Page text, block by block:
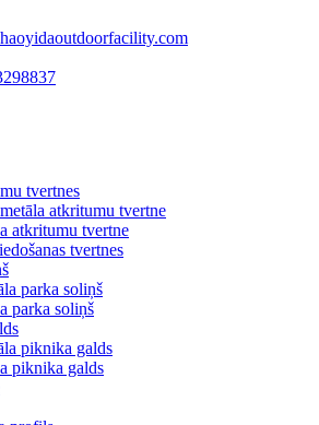
tvertnes
atkritumu tvertne
atkritumu tvertne
tvertnes
parka soliņš
parka soliņš
piknika galds
piknika galds